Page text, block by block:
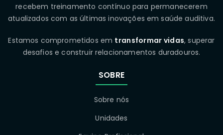
recebem treinamento contínuo para permanecerem
atualizados com as últimas inovações em saúde auditiva.
Estamos comprometidos em transformar vidas, superar
desafios e construir relacionamentos duradouros.
SOBRE
Sobre nós
Unidades